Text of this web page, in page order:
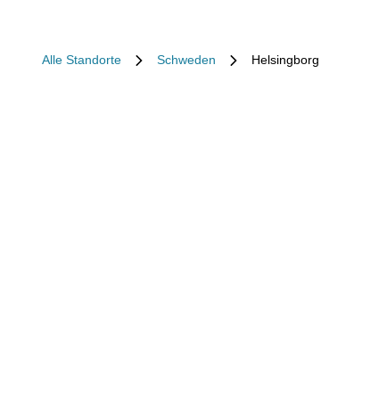
Alle Standorte Schweden Helsingborg